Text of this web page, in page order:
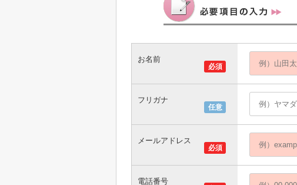
必須
お名前
任意
フリガナ
必須
メールアドレス
電話番号